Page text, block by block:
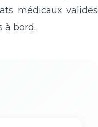
médicaux valides
à bord.